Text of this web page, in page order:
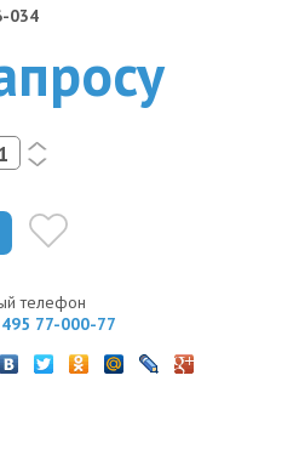
034
<
>
телефон
77-000-77